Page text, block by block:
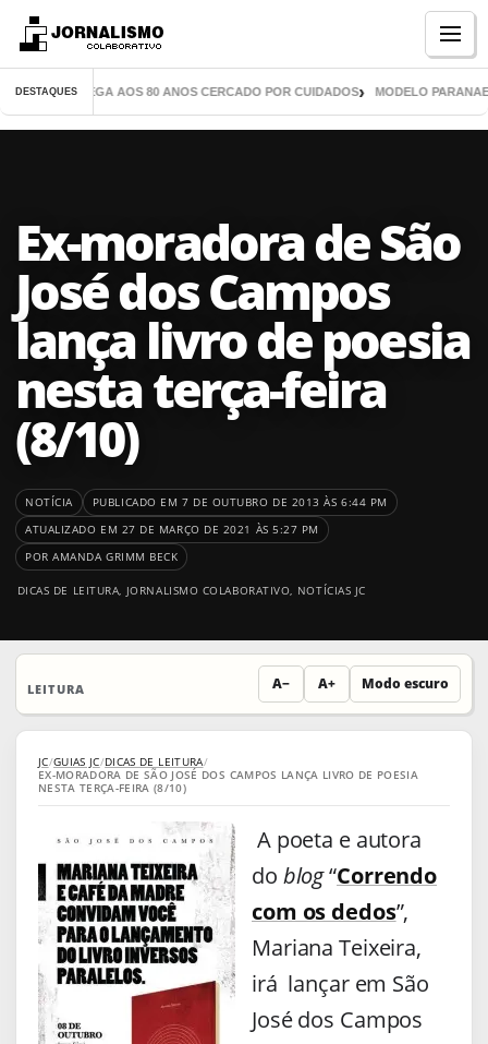
DESTAQUES
LIVROS CHEGA AOS 80 ANOS CERCADO POR CUIDADOS MODELO
Ex-moradora de São
José dos Campos
lança livro de poesia
nesta terça-feira
(8/10)
NOTÍCIA
PUBLICADO EM 7 DE OUTUBRO DE 2013 ÀS 6:44 PM
ATUALIZADO EM 27 DE MARÇO DE 2021 ÀS 5:27 PM
POR AMANDA GRIMM BECK
DICAS DE LEITURA, JORNALISMO COLABORATIVO, NOTÍCIAS JC
LEITURA A− A+ Modo escuro
JC/GUIAS JC/DICAS DE LEITURA/
EX-MORADORA DE SÃO JOSÉ DOS CAMPOS LANÇA LIVRO DE POESIA
NESTA TERÇA-FEIRA (8/10)
A poeta e autora
do blog“Correndo
com os dedos”,
Mariana Teixeira,
irá lançar em São
José dos Campos